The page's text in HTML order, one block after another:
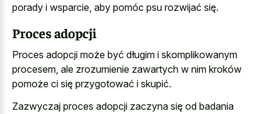
porady i wsparcie, aby pomóc psu rozwijać się.
Proces adopcji
Proces adopcji może być długim i skomplikowanym
procesem, ale zrozumienie zawartych w nim kroków
pomoże ci się przygotować i skupić.
Zazwyczaj proces adopcji zaczyna się od badania